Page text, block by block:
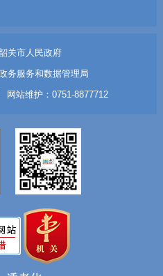
关市人民政府
务服务和数据管理局
站维护：0751-8877712